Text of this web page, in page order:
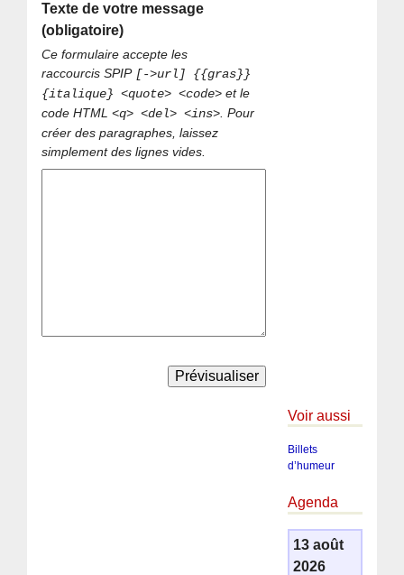
Texte de votre message
(obligatoire)
Ce formulaire accepte les
raccourcis SPIP [->url] {{gras}}
{italique} <quote> <code> et le
code HTML<q> <del> <ins>. Pour
créer des paragraphes, laissez
simplement des lignes vides.
Voir aussi
Billets
d’humeur
Agenda
13 août
2026